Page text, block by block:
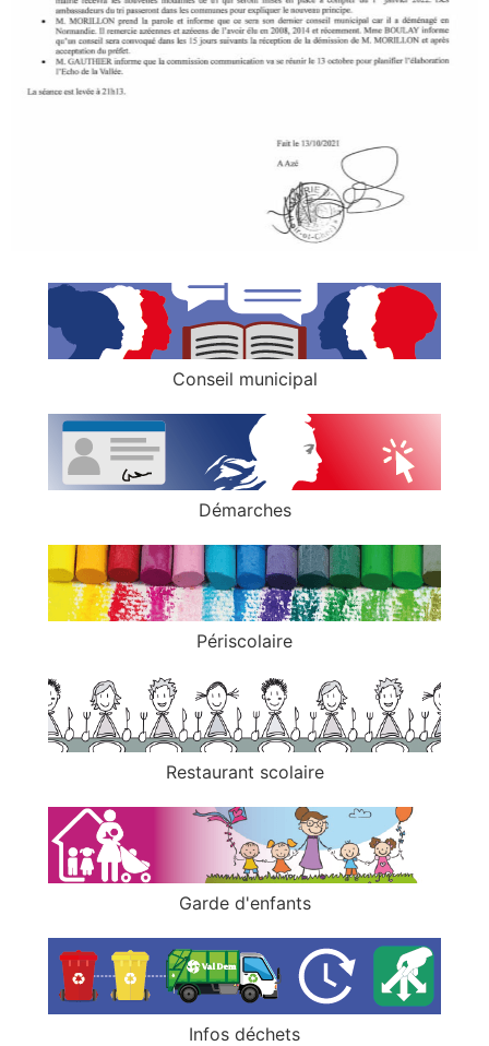
Conseil municipal
Démarches
Périscolaire
Restaurant scolaire
Garde d'enfants
Infos déchets